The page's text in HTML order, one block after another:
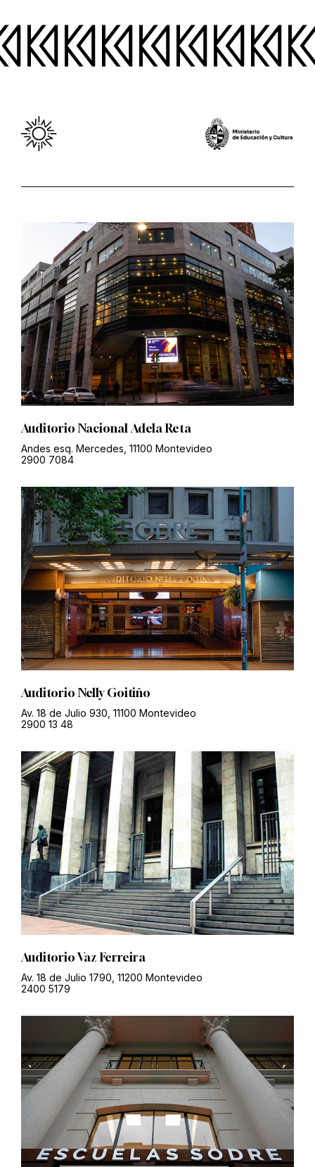
Auditorio Nacional Adela Reta
Andes esq. Mercedes, 11100 Montevideo
2900 7084
Auditorio Nelly Goitiño
Av. 18 de Julio 930, 11100 Montevideo
2900 13 48
Auditorio Vaz Ferreira
Av. 18 de Julio 1790, 11200 Montevideo
2400 5179